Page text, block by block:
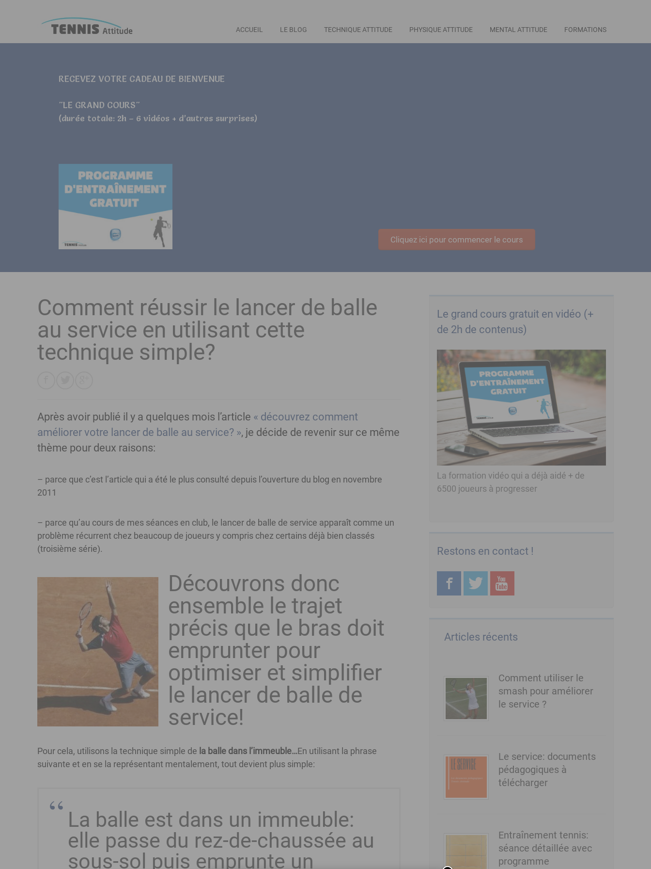
ACCUEIL LE BLOG TECHNIQUE ATTITUDE PHYSIQUE ATTITUDE MENTAL ATTITUDE FORMATIONS
RECEVEZ VOTRE CADEAU DE BIENVENUE
"LE GRAND COURS"
(durée totale: 2h – 6 vidéos + d’autres surprises)
Cliquez ici pour commencer le cours
Le grand cours gratuit en vidéo (+
de 2h de contenus)
La formation vidéo qui a déjà aidé + de
6500 joueurs à progresser
Restons en contact !
Articles récents
Comment utiliser le
smash pour améliorer
le service ?
Le service: documents
pédagogiques à
télécharger
Entraînement tennis:
séance détaillée avec
programme
Comment réussir le lancer de balle
au service en utilisant cette
technique simple?
Après avoir publié il y a quelques mois l’article « découvrez comment
améliorer votre lancer de balle au service? », je décide de revenir sur ce même
thème pour deux raisons:
– parce que c’est l’article qui a été le plus consulté depuis l’ouverture du blog en novembre
2011
– parce qu’au cours de mes séances en club, le lancer de balle de service apparaît comme un
problème récurrent chez beaucoup de joueurs y compris chez certains déjà bien classés
(troisième série).
Découvrons donc
ensemble le trajet
précis que le bras doit
emprunter pour
optimiser et simplifier
le lancer de balle de
service!
Pour cela, utilisons la technique simple de la balle dans l’immeuble…En utilisant la phrase
suivante et en se la représentant mentalement, tout devient plus simple:
La balle est dans un immeuble:
elle passe du rez-de-chaussée au
sous-sol puis emprunte un